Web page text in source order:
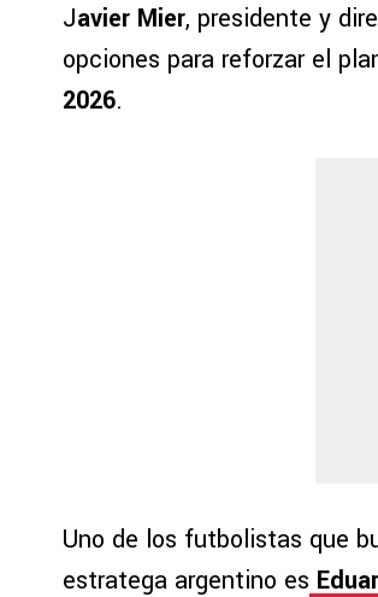
Javier Mier, presidente y
opciones para reforzar el
2026.
Uno de los futbolistas que
estratega argentino es